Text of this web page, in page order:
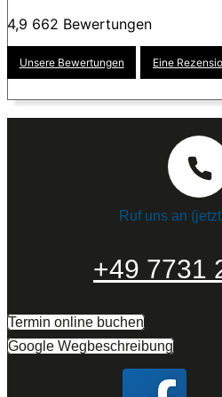
4,9 662 Bewertungen
Unsere Bewertungen Eine
Ruf uns an
+49 7731
Termin online buchen
Google Wegbeschreibung